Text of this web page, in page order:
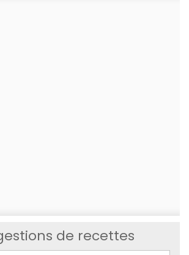
de recettes